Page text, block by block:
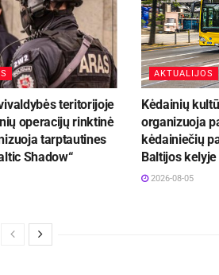
teritorijoje
operacijų rinktinė
tarptautines
Shadow“
AKTUALIJOS
Kėdainių
organizuoja
kėdainiečių
Baltijos kelyje
2026-08-05